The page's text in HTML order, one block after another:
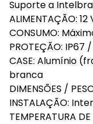
Suporte a
ALIMENTAÇÃO:
CONSUMO:
PROTEÇÃO: IP67
CASE: Alumínio
branca
DIMENSÕES /
INSTALAÇÃO:
TEMPERATURA